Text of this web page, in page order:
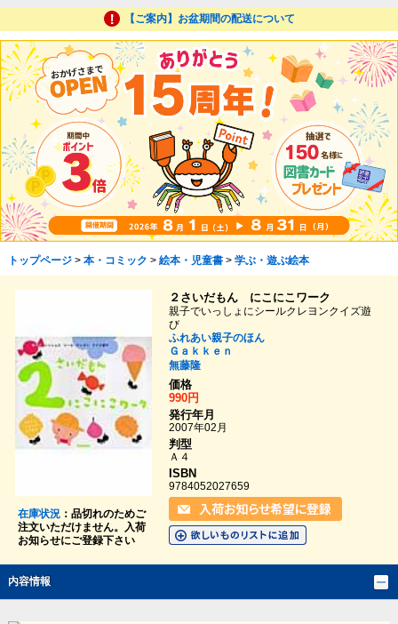
【ご案内】お盆期間の配送について
トップページ> 本・コミック > 絵本・児童書> 学ぶ・遊ぶ絵本
在庫状況：品切れのためご
注文いただけません。入荷
お知らせにご登録下さい
２さいだもん にこにこワーク
親子でいっしょにシールクレヨンクイズ遊
び
ふれあい親子のほん
Ｇａｋｋｅｎ
無藤隆
価格
990円
発行年月
2007年02月
判型
Ａ４
ISBN
9784052027659
内容情報